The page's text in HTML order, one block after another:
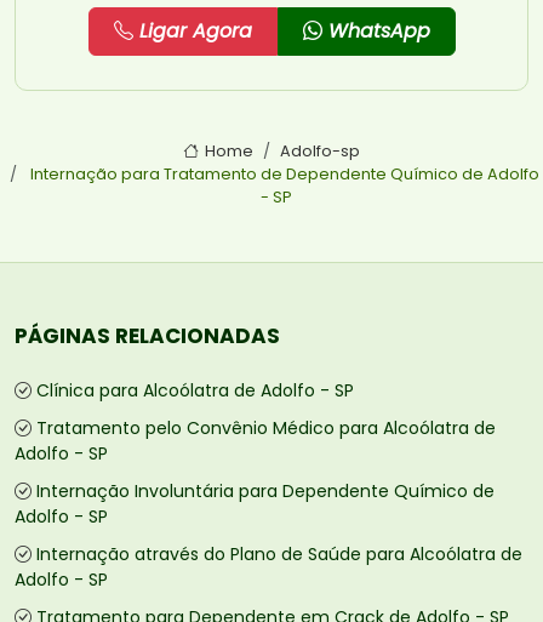
Ligar Agora WhatsApp
Home
Adolfo-sp
Internação para Tratamento de Dependente Químico de Adolfo
- SP
PÁGINAS RELACIONADAS
Clínica para Alcoólatra de Adolfo - SP
Tratamento pelo Convênio Médico para Alcoólatra de
Adolfo - SP
Internação Involuntária para Dependente Químico de
Adolfo - SP
Internação através do Plano de Saúde para Alcoólatra de
Adolfo - SP